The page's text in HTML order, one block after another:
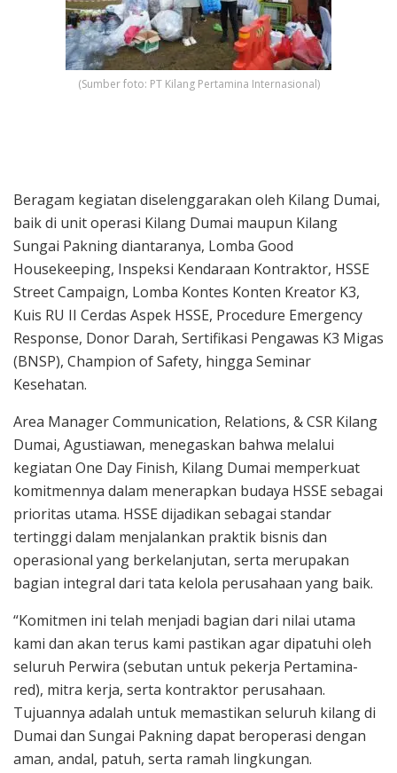
(Sumber foto: PT Kilang Pertamina Internasional)
Beragam kegiatan diselenggarakan oleh Kilang Dumai,
baik di unit operasi Kilang Dumai maupun Kilang
Sungai Pakning diantaranya, Lomba Good
Housekeeping, Inspeksi Kendaraan Kontraktor, HSSE
Street Campaign, Lomba Kontes Konten Kreator K3,
Kuis RU II Cerdas Aspek HSSE, Procedure Emergency
Response, Donor Darah, Sertifikasi Pengawas K3 Migas
(BNSP), Champion of Safety, hingga Seminar
Kesehatan.
Area Manager Communication, Relations, & CSR Kilang
Dumai, Agustiawan, menegaskan bahwa melalui
kegiatan One Day Finish, Kilang Dumai memperkuat
komitmennya dalam menerapkan budaya HSSE sebagai
prioritas utama. HSSE dijadikan sebagai standar
tertinggi dalam menjalankan praktik bisnis dan
operasional yang berkelanjutan, serta merupakan
bagian integral dari tata kelola perusahaan yang baik.
“Komitmen ini telah menjadi bagian dari nilai utama
kami dan akan terus kami pastikan agar dipatuhi oleh
seluruh Perwira (sebutan untuk pekerja Pertamina-
red), mitra kerja, serta kontraktor perusahaan.
Tujuannya adalah untuk memastikan seluruh kilang di
Dumai dan Sungai Pakning dapat beroperasi dengan
aman, andal, patuh, serta ramah lingkungan.